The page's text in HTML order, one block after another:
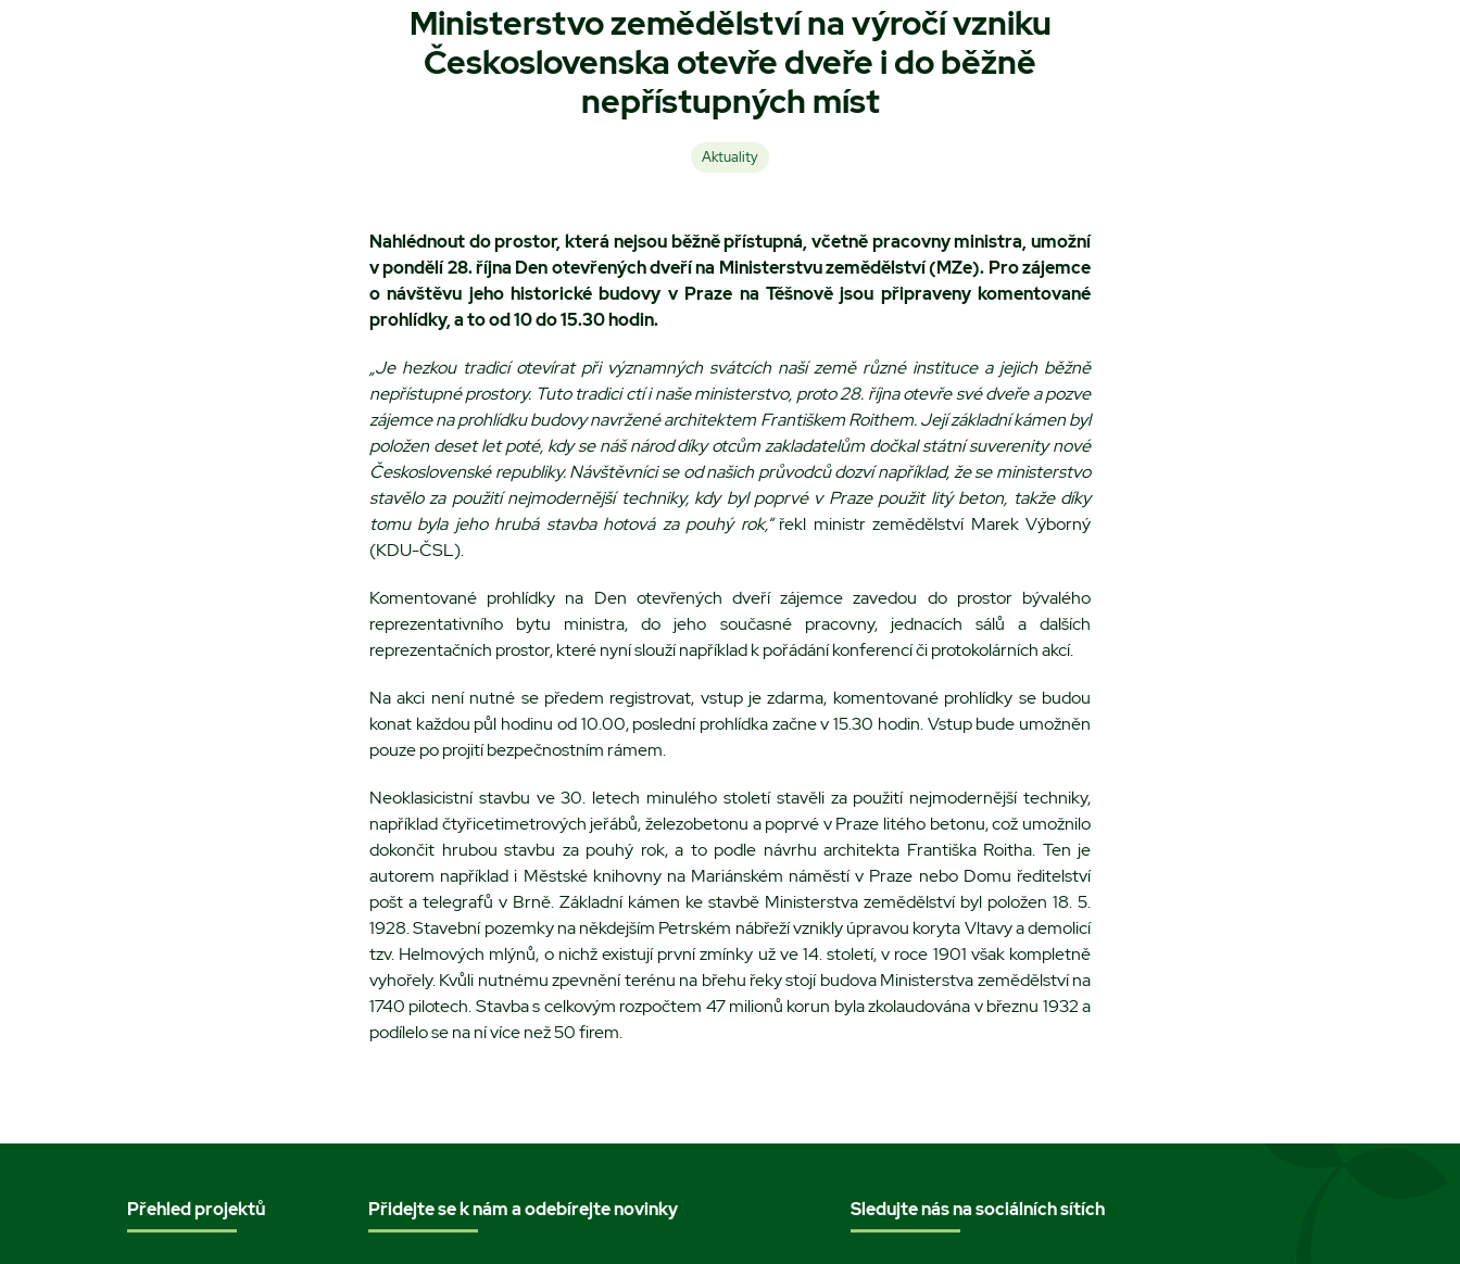
Ministerstvo zemědělství na výročí vzniku
Československa otevře dveře i do běžně
nepřístupných míst
Aktuality
Nahlédnout do prostor, která nejsou běžně přístupná, včetně pracovny ministra, umožní
v pondělí 28. října Den otevřených dveří na Ministerstvu zemědělství (MZe). Pro zájemce
o návštěvu jeho historické budovy v Praze na Těšnově jsou připraveny komentované
prohlídky, a to od 10 do 15.30 hodin.
„Je hezkou tradicí otevírat při významných svátcích naší země různé instituce a jejich běžně
nepřístupné prostory. Tuto tradici ctí i naše ministerstvo, proto 28. října otevře své dveře a pozve
zájemce na prohlídku budovy navržené architektem Františkem Roithem. Její základní kámen byl
položen deset let poté, kdy se náš národ díky otcům zakladatelům dočkal státní suverenity nové
Československé republiky. Návštěvníci se od našich průvodců dozví například, že se ministerstvo
stavělo za použití nejmodernější techniky, kdy byl poprvé v Praze použit litý beton, takže díky
tomu byla jeho hrubá stavba hotová za pouhý rok,“řekl ministr zemědělství Marek Výborný
(KDU-ČSL).
Komentované prohlídky na Den otevřených dveří zájemce zavedou do prostor bývalého
reprezentativního bytu ministra, do jeho současné pracovny, jednacích sálů a dalších
reprezentačních prostor, které nyní slouží například k pořádání konferencí či protokolárních akcí.
Na akci není nutné se předem registrovat, vstup je zdarma, komentované prohlídky se budou
konat každou půl hodinu od 10.00, poslední prohlídka začne v 15.30 hodin. Vstup bude umožněn
pouze po projití bezpečnostním rámem.
Neoklasicistní stavbu ve 30. letech minulého století stavěli za použití nejmodernější techniky,
například čtyřicetimetrových jeřábů, železobetonu a poprvé v Praze litého betonu, což umožnilo
dokončit hrubou stavbu za pouhý rok, a to podle návrhu architekta Františka Roitha. Ten je
autorem například i Městské knihovny na Mariánském náměstí v Praze nebo Domu ředitelství
pošt a telegrafů v Brně. Základní kámen ke stavbě Ministerstva zemědělství byl položen 18. 5.
1928. Stavební pozemky na někdejším Petrském nábřeží vznikly úpravou koryta Vltavy a demolicí
tzv. Helmových mlýnů, o nichž existují první zmínky už ve 14. století, v roce 1901 však kompletně
vyhořely. Kvůli nutnému zpevnění terénu na břehu řeky stojí budova Ministerstva zemědělství na
1740 pilotech. Stavba s celkovým rozpočtem 47 milionů korun byla zkolaudována v březnu 1932 a
podílelo se na ní více než 50 firem.
Přehled projektů Přidejte se k nám a odebírejte novinky Sledujte nás na sociálních sítích